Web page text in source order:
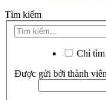
Tìm kiếm
Chỉ tìm
Được gửi bởi thành